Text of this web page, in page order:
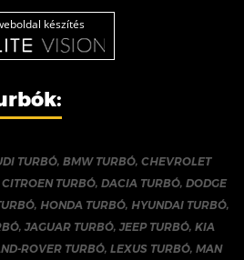
készítés
TURBÓ, BMW TURBÓ, CHEVROLET
CITROEN TURBÓ, DACIA TURBÓ, DODGE
, HONDA TURBÓ, HYUNDAI TURBÓ,
,JAGUAR TURBÓ,JEEP TURBÓ,KIA
ROVER TURBÓ,LEXUS TURBÓ,MAN